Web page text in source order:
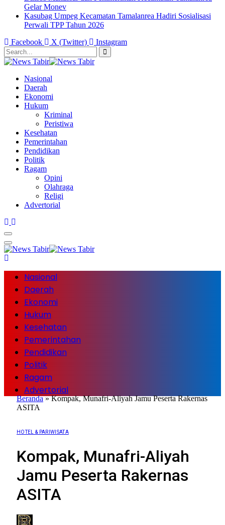
Gelar Monev
Kasubag Umpeg Kecamatan Tamalanrea Hadiri Sosialisasi
Perwali TPP Tahun 2026
Facebook
X (Twitter) Instagram
Nasional
Daerah
Ekonomi
Hukum
Kriminal
Peristiwa
Kesehatan
Pemerintahan
Pendidikan
Politik
Ragam
Opini
Olahraga
Religi
Advertorial
Nasional
Daerah
Ekonomi
Hukum
Kesehatan
Pemerintahan
Pendidikan
Politik
Ragam
Advertorial
Beranda»Kompak, Munafri-Aliyah Jamu Peserta Rakernas
ASITA
HOTEL & PARIWISATA
Kompak, Munafri-Aliyah
Jamu Peserta Rakernas
ASITA